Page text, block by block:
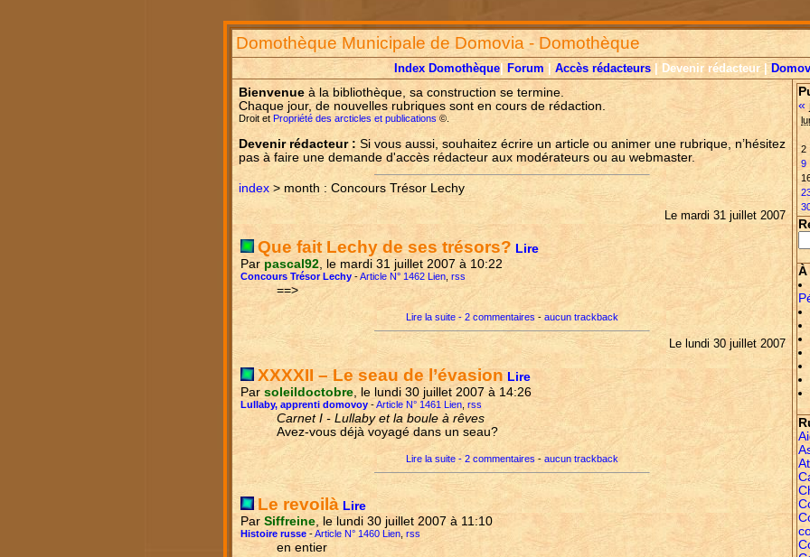
Domothèque Municipale de Domovia - Domothèque
Index Domothèque Forum Accès rédacteurs | Devenir rédacteur |
Bienvenue à la bibliothèque, sa construction se termine.
Chaque jour, de nouvelles rubriques sont en cours de rédaction.
Droit et Propriété des arcticles et publications ©.
Devenir rédacteur : Si vous aussi, souhaitez écrire un article ou animer une rubrique, n’hésitez
pas à faire une demande d'accès rédacteur aux modérateurs ou au webmaster.
index > month : Concours Trésor Lechy
Le mardi 31 juillet 2007
Que fait Lechy de ses trésors? Lire
Par pascal92 , le mardi 31 juillet 2007 à 10:22
Concours Trésor Lechy -Article N° 1462 Lien rss
==>
Lire la suite - 2 commentaires - aucun trackback
Le lundi 30 juillet 2007
XXXXII – Le seau de l’évasion Lire
Par soleildoctobre, le lundi 30 juillet 2007 à 14:26
Lullaby, apprenti domovoy -Article N° 1461 Lien rss
Carnet I - Lullaby et la boule à rêves
Avez-vous déjà voyagé dans un seau?
Lire la suite - 2 commentaires - aucun trackback
Le revoilà Lire
Par Siffreine, le lundi 30 juillet 2007 à 11:10
Histoire russe -Article N° 1460 Lien rss
en entier
«
2
9
À